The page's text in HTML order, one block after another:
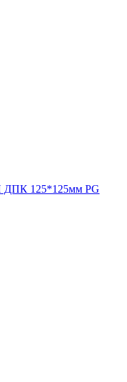
125*125мм PG